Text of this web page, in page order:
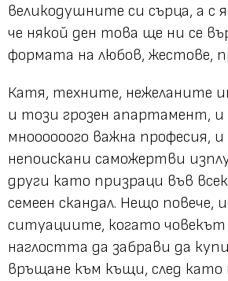
великодушните си сърца, а с
че някой ден това ще ни се
формата на любов, жестове,
Катя, техните, нежеланите
и този грозен апартамент, и
мноооооого важна професия,
непоискани саможертви
други като призраци във
семеен скандал. Нещо повече,
ситуациите, когато
наглостта да забрави да
връщане към къщи, след като